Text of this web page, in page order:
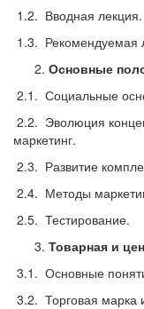
1.2. Вводная лекция.
1.3. Рекомендуемая
Основные
2.1. Социальные
2.2. Эволюция
маркетинг.
2.3. Развитие
2.4. Методы
2.5. Тестирование.
Товарная и
3.1. Основные
3.2. Торговая марка